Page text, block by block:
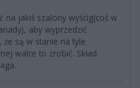
na jakiś szalony wyścig(coś w
aby wyprzedzić
że są w stanie na tyle
walce to zrobić. Skład